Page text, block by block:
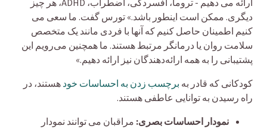
ارائه می دهیم - تروما، افسردگی، اضطراب، ADHD، هر چیز
دیگری. ممکن است اینطور باشد.» تورس گفت. ما سعی می
کنیم اطمینان حاصل کنیم که آنها با فردی مانند یک متخصص
سلامت روان یا درمانگر مرتبط هستند. ما همچنین می‌رویم این
پشتیبانی را به همه ارائه‌دهندگان نیز ارائه دهیم.»
کودکانی که قادر به برچسب زدن به احساسات خودهستند، در
راه رسیدن به توانایی عاطفی هستند.
نمودار احساسات بصری: مراقبان می توانند نمودار